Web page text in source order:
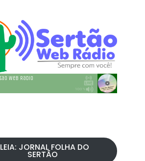
LEIA: JORNAL FOLHA DO
SERTÃO